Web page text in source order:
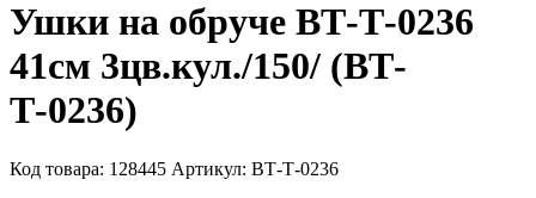
Ушки на обруче ВТ-Т-0236
41см 3цв.кул./150/ (ВТ-
Т-0236)
Код товара: 128445 Артикул: ВТ-Т-0236